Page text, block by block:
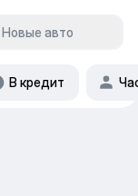
Новые авто
В кредит